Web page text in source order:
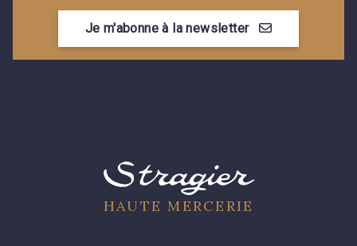
Je m'abonne à la newsletter
HAUTE MERCERIE